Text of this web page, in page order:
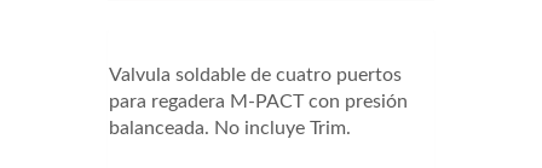
Valvula soldable de cuatro puertos
para regadera M-PACT con presión
balanceada. No incluye Trim.